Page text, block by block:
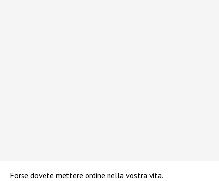
Forse dovete mettere ordine nella vostra vita.